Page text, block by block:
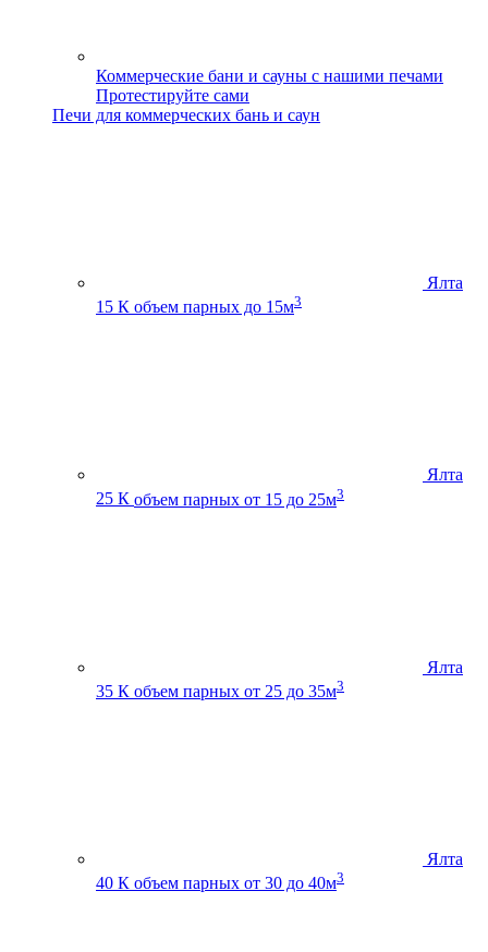
Коммерческие бани и сауны с нашими печами
Протестируйте сами
Печи для коммерческих бань и саун
Ялта
15 К объем парных до 15м3
Ялта
25 К объем парных от 15 до 25м3
Ялта
35 К объем парных от 25 до 35м3
Ялта
40 К объем парных от 30 до 40м3